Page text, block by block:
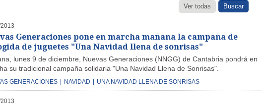
Ver todas
Generaciones pone en marcha mañana la campaña de
de juguetes "Una Navidad llena de sonrisas"
lunes 9 de diciembre, Nuevas Generaciones (NNGG) de Cantabria pondrá en
su tradicional campaña solidaria "Una Navidad Llena de Sonrisas".
GENERACIONES NAVIDAD UNA NAVIDAD LLENA DE SONRISAS